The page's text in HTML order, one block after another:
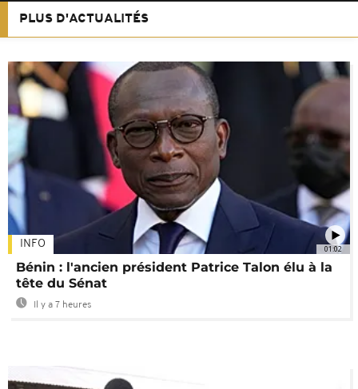
PLUS D'ACTUALITÉS
01:02
INFO
Bénin : l'ancien président Patrice Talon élu à la
tête du Sénat
Il y a 7 heures